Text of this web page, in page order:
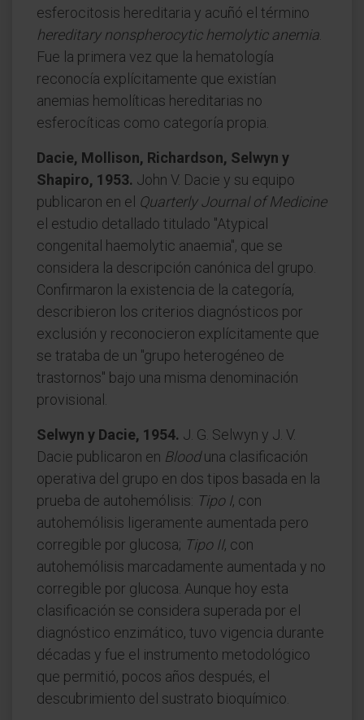
esferocitosis hereditaria y acuñó el término
hereditary nonspherocytic hemolytic anemia
Fue la primera vez que la hematología
reconocía explícitamente que existían
anemias hemolíticas hereditarias no
esferocíticas como categoría propia.
Dacie, Mollison, Richardson, Selwyn y
Shapiro, 1953. John V. Dacie y su equipo
publicaron en el Quarterly Journal of Medicine
el estudio detallado titulado "Atypical
congenital haemolytic anaemia", que se
considera la descripción canónica del grupo.
Confirmaron la existencia de la categoría,
describieron los criterios diagnósticos por
exclusión y reconocieron explícitamente que
se trataba de un "grupo heterogéneo de
trastornos" bajo una misma denominación
provisional.
Selwyn y Dacie, 1954. J. G. Selwyn y J. V.
Dacie publicaron en Blooduna clasificación
operativa del grupo en dos tipos basada en la
prueba de autohemólisis: Tipo I, con
autohemólisis ligeramente aumentada pero
corregible por glucosa; Tipo II, con
autohemólisis marcadamente aumentada y no
corregible por glucosa. Aunque hoy esta
clasificación se considera superada por el
diagnóstico enzimático, tuvo vigencia durante
décadas y fue el instrumento metodológico
que permitió, pocos años después, el
descubrimiento del sustrato bioquímico.